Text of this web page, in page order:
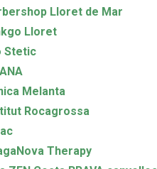
Lloret de Mar
Lloret
Stetic
Melanta
Rocagrossa
Therapy